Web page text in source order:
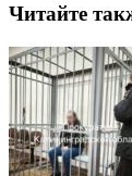
Читайте